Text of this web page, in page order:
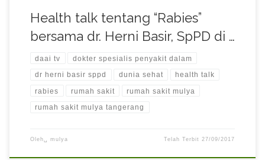
Health talk tentang “Rabies”
bersama dr. Herni Basir, SpPD di …
daai tv dokter spesialis penyakit dalam
dr herni basir sppd dunia sehat health talk
rabies rumah sakit rumah sakit mulya
rumah sakit mulya tangerang
Oleh␣ mulya Telah Terbit27/09/2017